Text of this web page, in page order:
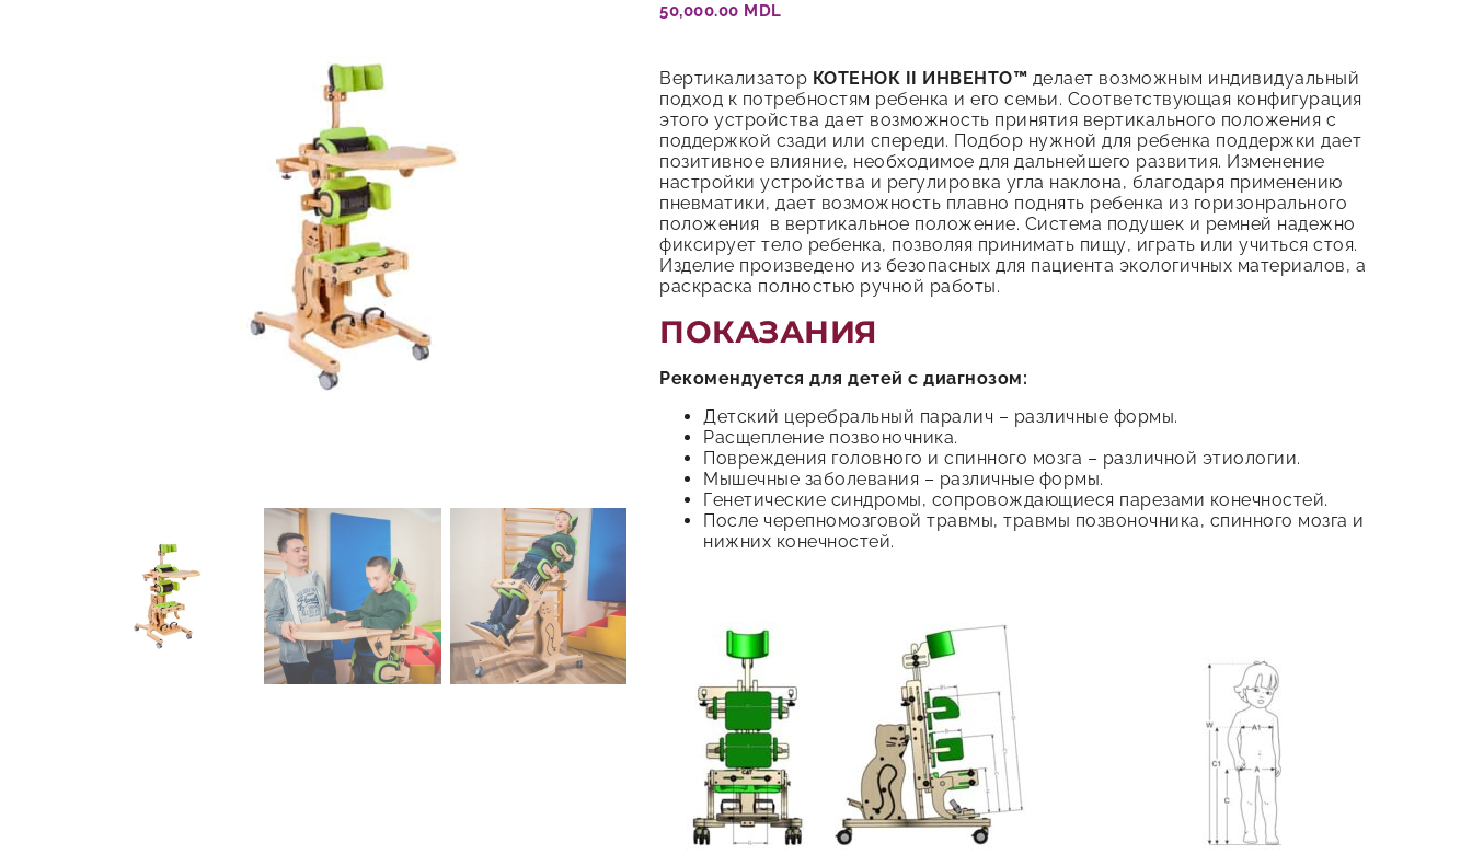
50,000.00 MDL
Вертикализатор КОТЕНОК II ИНВЕНТО™ делает возможным индивидуальный
подход к потребностям ребенка и его семьи. Соответствующая конфигурация
этого устройства дает возможность принятия вертикального положения с
поддержкой сзади или спереди. Подбор нужной для ребенка поддержки дает
позитивное влияние, необходимое для дальнейшего развития. Изменение
настройки устройства и регулировка угла наклона, благодаря применению
пневматики, дает возможность плавно поднять ребенка из горизонрального
положения в вертикальное положение. Система подушек и ремней надежно
фиксирует тело ребенка, позволяя принимать пищу, играть или учиться стоя.
Изделие произведено из безопасных для пациента экологичных материалов, а
раскраска полностью ручной работы.
ПОКАЗАНИЯ
Рекомендуется для детей с диагнозом:
Детский церебральный паралич – различные формы.
Расщепление позвоночника.
Повреждения головного и спинного мозга – различной этиологии.
Мышечные заболевания – различные формы.
Генетические синдромы, сопровождающиеся парезами конечностей.
После черепномозговой травмы, травмы позвоночника, спинного мозга и
нижних конечностей.